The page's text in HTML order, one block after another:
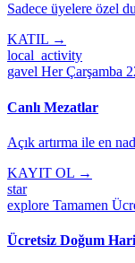
Sadece üyelere özel
KATIL →
local_activity
gavel Her Çarşamba
Canlı Mezatlar
Açık artırma ile en
KAYIT OL →
star
explore Tamamen
Ücretsiz Doğum